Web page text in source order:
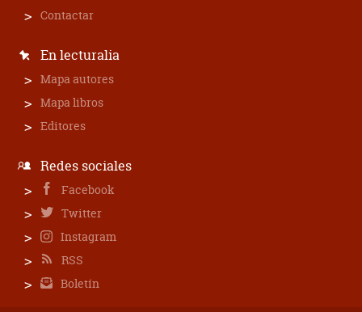
Contactar
En lecturalia
Mapa autores
Mapa libros
Editores
Redes sociales
Facebook
Twitter
Instagram
RSS
Boletín